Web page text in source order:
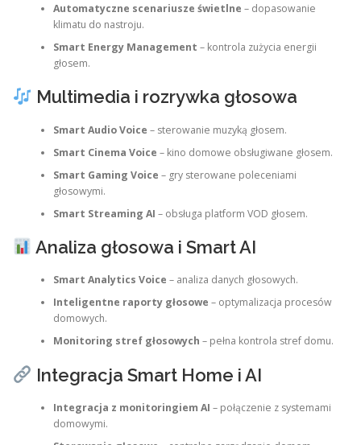
Automatyczne scenariusze świetlne – dopasowanie
klimatu do nastroju.
Smart Energy Management – kontrola zużycia energii
głosem.
Multimedia i rozrywka głosowa
Smart Audio Voice – sterowanie muzyką głosem.
Smart Cinema Voice – kino domowe obsługiwane głosem.
Smart Gaming Voice – gry sterowane poleceniami
głosowymi.
Smart Streaming AI – obsługa platform VOD głosem.
Analiza głosowa i Smart AI
Smart Analytics Voice – analiza danych głosowych.
Inteligentne raporty głosowe – optymalizacja procesów
domowych.
Monitoring stref głosowych – pełna kontrola stref domu.
Integracja Smart Home i AI
Integracja z monitoringiem AI – połączenie z systemami
domowymi.